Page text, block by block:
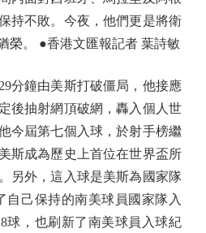
持不敗。今夜，他們更是將衛
榮。 ●香港文匯報記者 葉詩敏
鐘由美斯打破僵局，他接應
後抽射網頂破網，轟入個人世
今屆第七個入球，於射手榜繼
斯成為歷史上首位在世界盃所
另外，這入球是美斯為國家隊
自己保持的南美球員國家隊入
球，也刷新了南美球員入球紀